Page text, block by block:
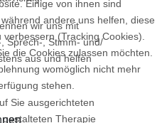
wir uns mit
Sprech-, Stimm- und/
aus und helfen
Sie ausgerichteten
Therapie
Einige von ihnen sind
andere uns helfen, diese
(Tracking Cookies).
die Cookies zulassen möchten.
womöglich nicht mehr
stehen.